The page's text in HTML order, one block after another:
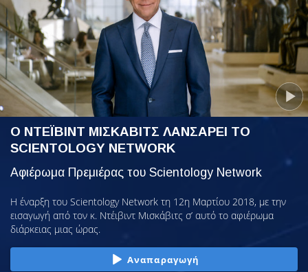
Ο ΝΤΕΪΒΙΝΤ ΜΙΣΚΑΒΙΤΣ ΛΑΝΣΑΡΕΙ ΤΟ
SCIENTOLOGY NETWORK
Αφιέρωμα Πρεμιέρας του Scientology Network
Η έναρξη του Scientology Network τη 12η Μαρτίου 2018, με την
εισαγωγή από τον κ. Ντέιβιντ Μισκάβιτς σ’ αυτό το αφιέρωμα
διάρκειας μιας ώρας.
Αναπαραγωγή